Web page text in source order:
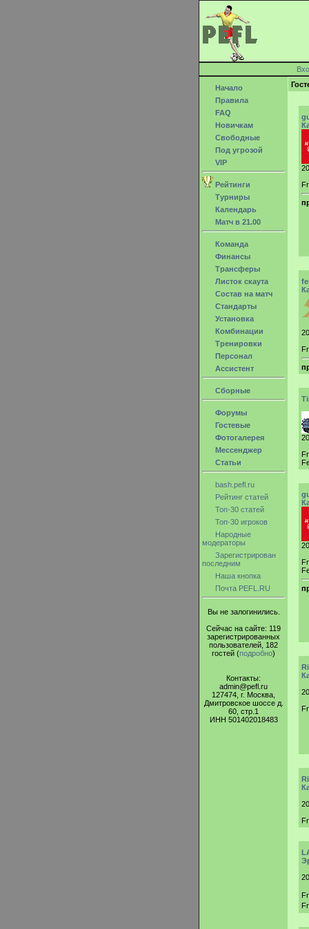
Начало
Правила
FAQ
Новичкам
Свободные
Под угрозой
VIP
Рейтинги
Турниры
Календарь
Матч в 21.00
Команда
Финансы
Трансферы
Листок скаута
Состав на матч
Стандарты
Установка
Комбинации
Тренировки
Персонал
Ассистент
Сборные
Форумы
Гостевые
Фотогалерея
Мессенджер
Статьи
bash.pefl.ru
Рейтинг статей
Топ-30 статей
Топ-30 игроков
Народные
модераторы
Зарегистрирован
последним
Наша кнопка
Почта PEFL.RU
Вы не залогинились.
Сейчас на сайте: 119
зарегистрированных
пользователей, 182
гостей (подробно)
Контакты:
admin@pefl.ru
127474, г. Москва,
Дмитровское шоссе д.
60, стр.1
ИНН 501402018483